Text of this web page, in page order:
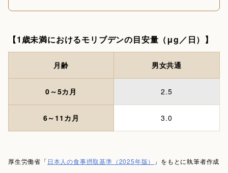
【1歳未満におけるモリブデンの目安量（μg／日）】
月齢 男女共通
0～5カ月 2.5
6～11カ月 3.0
厚生労働省「 日本人の食事摂取基準（2025年版） 」をもとに執筆者作成